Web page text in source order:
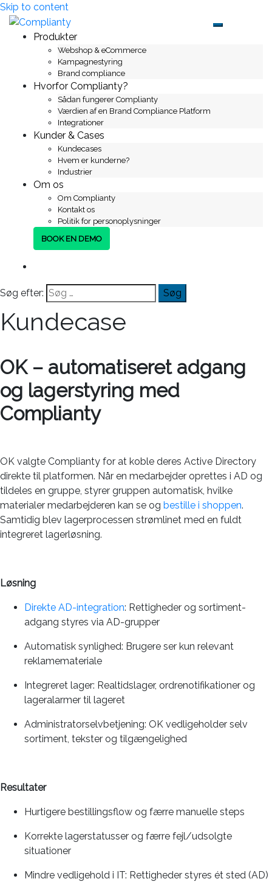
Skip to content
Produkter
Webshop & eCommerce
Kampagnestyring
Brand compliance
Hvorfor Complianty?
Sådan fungerer Complianty
Værdien af en Brand Compliance Platform
Integrationer
Kunder & Cases
Kundecases
Hvem er kunderne?
Industrier
Om os
Om Complianty
Kontakt os
Politik for personoplysninger
BOOK EN DEMO
Søg efter:
Kundecase
OK – automatiseret adgang
og lagerstyring med
Complianty
OK valgte Complianty for at koble deres Active Directory
direkte til platformen. Når en medarbejder oprettes i AD og
tildeles en gruppe, styrer gruppen automatisk, hvilke
materialer medarbejderen kan se og bestille i shoppen.
Samtidig blev lagerprocessen strømlinet med en fuldt
integreret lagerløsning.
Løsning
Direkte AD-integration: Rettigheder og sortiment-
adgang styres via AD-grupper
Automatisk synlighed: Brugere ser kun relevant
reklamemateriale
Integreret lager: Realtidslager, ordrenotifikationer og
lageralarmer til lageret
Administratorselvbetjening: OK vedligeholder selv
sortiment, tekster og tilgængelighed
Resultater
Hurtigere bestillingsflow og færre manuelle steps
Korrekte lagerstatusser og færre fejl/udsolgte
situationer
Mindre vedligehold i IT: Rettigheder styres ét sted (AD)